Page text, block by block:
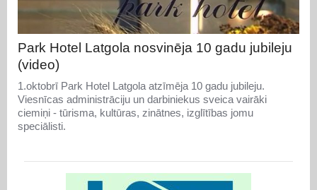
Park Hotel Latgola nosvinēja 10 gadu jubileju
(video)
1.oktobrī Park Hotel Latgola atzīmēja 10 gadu jubileju.
Viesnīcas administrāciju un darbiniekus sveica vairāki
ciemiņi - tūrisma, kultūras, zinātnes, izglītības jomu
speciālisti.